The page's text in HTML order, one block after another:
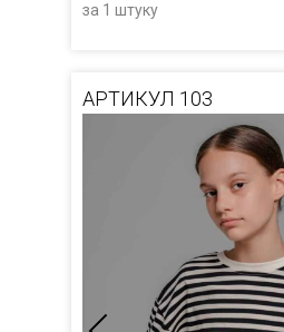
за 1 штуку
АРТИКУЛ 103